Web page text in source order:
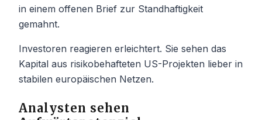
in einem offenen Brief zur Standhaftigkeit
gemahnt.
Investoren reagieren erleichtert. Sie sehen das
Kapital aus risikobehafteten US-Projekten lieber in
stabilen europäischen Netzen.
Analysten sehen